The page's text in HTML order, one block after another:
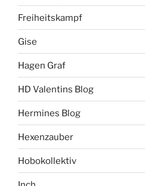
Freiheitskampf
Gise
Hagen Graf
HD Valentins Blog
Hermines Blog
Hexenzauber
Hobokollektiv